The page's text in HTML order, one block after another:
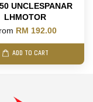
UNCLESPANAR
LHMOTOR
RM 192.00
ADD TO CART